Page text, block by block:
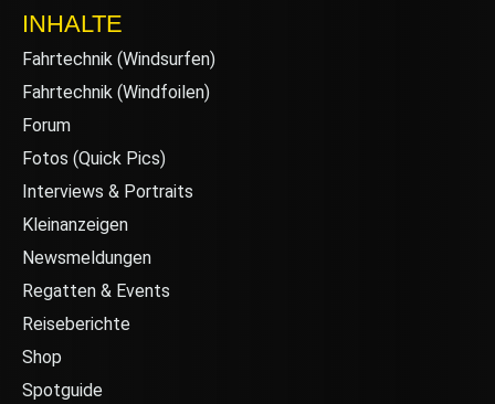
INHALTE
Fahrtechnik (Windsurfen)
Fahrtechnik (Windfoilen)
Forum
Fotos (Quick Pics)
Interviews & Portraits
Kleinanzeigen
Newsmeldungen
Regatten & Events
Reiseberichte
Shop
Spotguide